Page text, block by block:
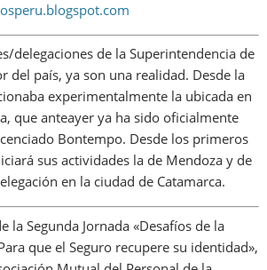
delegaciones de la Superintendencia de
del país, ya son una realidad. Desde la
experimentalmente la ubicada en
que anteayer ya ha sido oficialmente
Bontempo. Desde los primeros
sus actividades la de Mendoza y de
en la ciudad de Catamarca.
la Segunda Jornada «Desafíos de la
que el Seguro recupere su identidad»,